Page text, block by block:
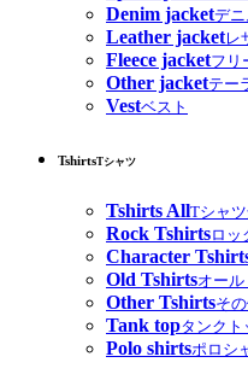
Denim jacketデニ
Leather jacketレ
Fleece jacketフリ
Other jacketテー
Vestベスト
TshirtsTシャツ
Tshirts AllTシャ
Rock Tshirtsロッ
Character
Old Tshirtsオー
Other Tshirtsそ
Tank topタンクト
Polo shirtsポロシ